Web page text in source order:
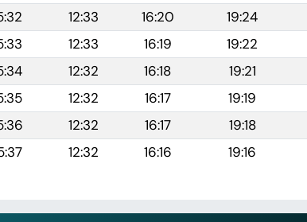
12:33 16:20 19:24
12:33 16:19 19:22
12:32 16:18 19:21
12:32 16:17 19:19
12:32 16:17 19:18
12:32 16:16 19:16